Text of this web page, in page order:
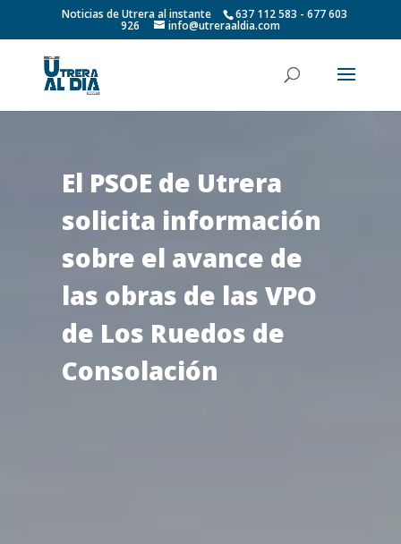
Noticias de Utrera al instante 637 112 583 - 677 603
926 info@utreraaldia.com
El PSOE de Utrera
solicita información
sobre el avance de
las obras de las VPO
de Los Ruedos de
Consolación